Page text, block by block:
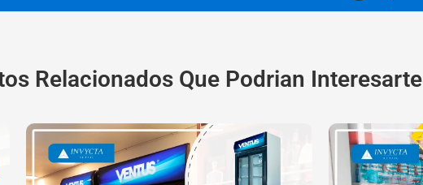
Relacionados Que Podrian Interesarte